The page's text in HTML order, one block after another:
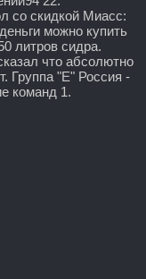
со скидкой Миасс:
можно купить
литров сидра.
что абсолютно
Группа "Е" Россия -
команд 1.